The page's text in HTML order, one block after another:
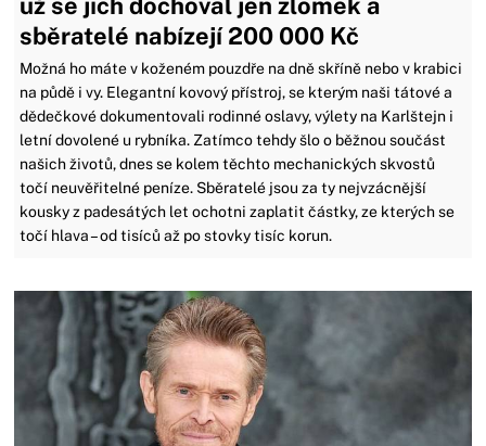
už se jich dochoval jen zlomek a
sběratelé nabízejí 200 000 Kč
Možná ho máte v koženém pouzdře na dně skříně nebo v krabici
na půdě i vy. Elegantní kovový přístroj, se kterým naši tátové a
dědečkové dokumentovali rodinné oslavy, výlety na Karlštejn i
letní dovolené u rybníka. Zatímco tehdy šlo o běžnou součást
našich životů, dnes se kolem těchto mechanických skvostů
točí neuvěřitelné peníze. Sběratelé jsou za ty nejvzácnější
kousky z padesátých let ochotni zaplatit částky, ze kterých se
točí hlava – od tisíců až po stovky tisíc korun.